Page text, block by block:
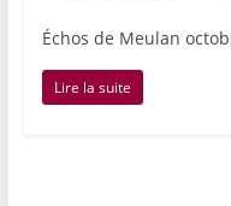
Échos de Meulan
Lire la suite